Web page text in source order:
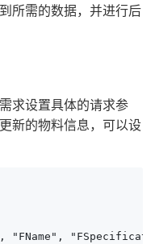
所需的数据，并进行后
求设置具体的请求参
新的物料信息，可以设
"FName",